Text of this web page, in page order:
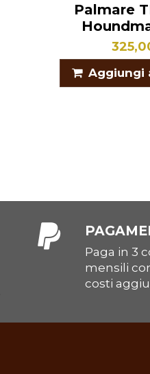
Palmare
Aggiungi
Paga in 3
mensili
costi